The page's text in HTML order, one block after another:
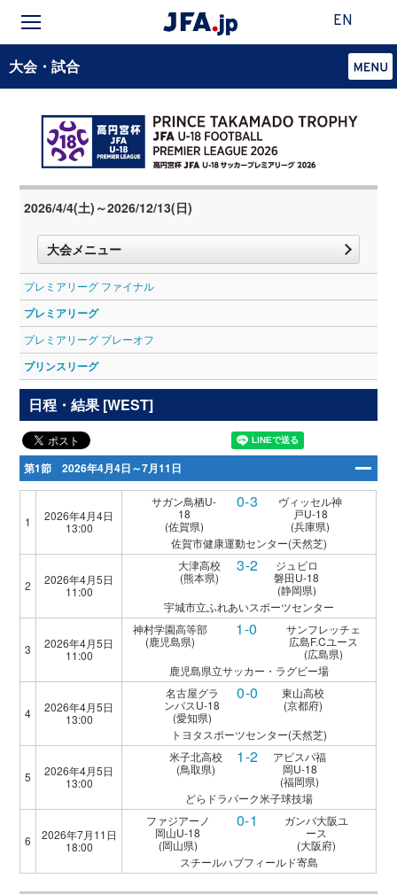
EN
大会・試合
2026/4/4(土)～2026/12/13(日)
大会メニュー
プレミアリーグ ファイナル
プレミアリーグ
プレミアリーグ プレーオフ
プリンスリーグ
日程・結果 [WEST]
第1節 2026年4月4日～7月11日
1
2026年4月4日
13:00
サガン鳥栖U-
18
(佐賀県)
0-3
ヴィッセル神
戸U-18
(兵庫県)
佐賀市健康運動センター(天然芝)
2
2026年4月5日
11:00
大津高校
(熊本県)
3-2
ジュビロ
磐田U-18
(静岡県)
宇城市立ふれあいスポーツセンター
3
2026年4月5日
11:00
神村学園高等部
(鹿児島県)
1-0
サンフレッチェ
広島F.Cユース
(広島県)
鹿児島県立サッカー・ラグビー場
4
2026年4月5日
13:00
名古屋グラ
ンパスU-18
(愛知県)
0-0
東山高校
(京都府)
トヨタスポーツセンター(天然芝)
5
2026年4月5日
13:00
米子北高校
(鳥取県)
1-2
アビスパ福
岡U-18
(福岡県)
どらドラパーク米子球技場
6
2026年7月11日
18:00
ファジアーノ
岡山U-18
(岡山県)
0-1
ガンバ大阪ユ
ース
(大阪府)
スチールハブフィールド寄島